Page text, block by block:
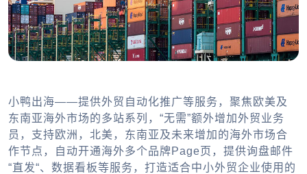
小鸭出海——提供外贸自动化推广等服务，聚焦欧美及
东南亚海外市场的多站系列，“无需”额外增加外贸业务
员，支持欧洲，北美，东南亚及未来增加的海外市场合
作节点，自动开通海外多个品牌Page页，提供询盘邮件
“直发“、数据看板等服务，打造适合中小外贸企业使用的